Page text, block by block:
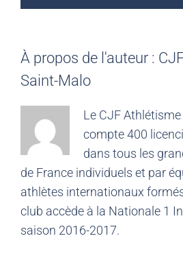
À propos de l'auteur :
Saint-Malo
Le CJF
compte 400
dans tous les
de France individuels et par
athlètes internationaux
club accède à la Nationale 1
saison 2016-2017.